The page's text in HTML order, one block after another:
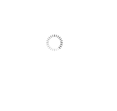
查看內容